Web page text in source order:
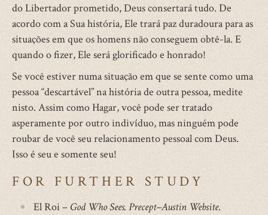
do Libertador prometido, Deus consertará tudo. De
acordo com a Sua história, Ele trará paz duradoura para as
situações em que os homens não conseguem obtê-la. E
quando o fizer, Ele será glorificado e honrado!
Se você estiver numa situação em que se sente como uma
pessoa “descartável” na história de outra pessoa, medite
nisto. Assim como Hagar, você pode ser tratado
asperamente por outro indivíduo, mas ninguém pode
roubar de você seu relacionamento pessoal com Deus.
Isso é seu e somente seu!
FOR FURTHER STUDY
El Roi – God Who Sees. Precept–Austin Website.